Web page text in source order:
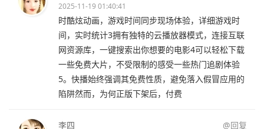
2025-11-19 01:40:41
时酷炫动画，游戏时间同步现场体验，详细游戏时
间，实时统计3拥有独特的云播放器模式，连接互联
网资源库，一键搜索出你想要的电影4可以轻松下载
一些免费大片，不受限制的感受一些热门追剧体验
5。快播始终强调其免费性质，避免落入假冒应用的
陷阱然而，为何正版下架后，付费
李四 @回复